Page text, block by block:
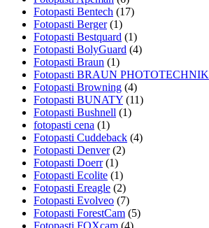
Fotopasti Bentech (17)
Fotopasti Berger(1)
Fotopasti Bestquard (1)
Fotopasti BolyGuard (4)
Fotopasti Braun (1)
Fotopasti BRAUN PHOTOTECHNIK
Fotopasti Browning (4)
Fotopasti BUNATY (11)
Fotopasti Bushnell (1)
fotopasti cena (1)
Fotopasti Cuddeback (4)
Fotopasti Denver(2)
Fotopasti Doerr(1)
Fotopasti Ecolite (1)
Fotopasti Ereagle (2)
Fotopasti Evolveo (7)
Fotopasti ForestCam (5)
Fotopasti FOXcam (4)